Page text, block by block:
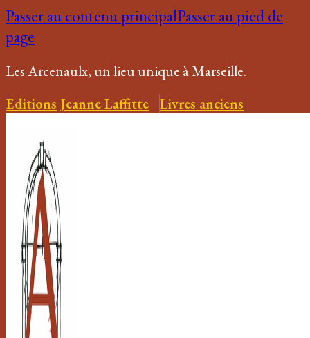
Passer au contenu principalPasser au pied de
page
Les Arcenaulx, un lieu unique à Marseille.
Editions Jeanne Laffitte Livres anciens